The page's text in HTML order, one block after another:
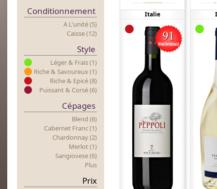
Conditionnement
A L'unité (5)
Caisse (12)
Style
Léger & Frais (1)
Riche & Savoureux (1)
Riche & Epicé (8)
Puissant & Corsé (6)
Cépages
Blend (6)
Cabernet Franc (1)
Chardonnay (2)
Merlot (1)
Sangiovese (6)
Plus
Prix
Italie